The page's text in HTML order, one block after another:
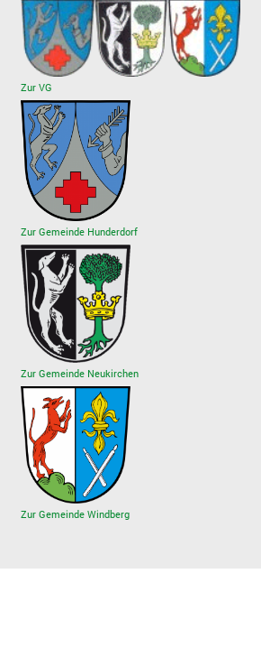
Zur VG
Zur Gemeinde Hunderdorf
Zur Gemeinde Neukirchen
Zur Gemeinde Windberg